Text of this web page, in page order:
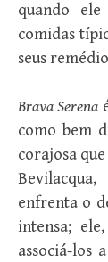
quando
comidas
seus
Brava Serena
como bem
corajosa
enfrenta o
intensa;
associá-los